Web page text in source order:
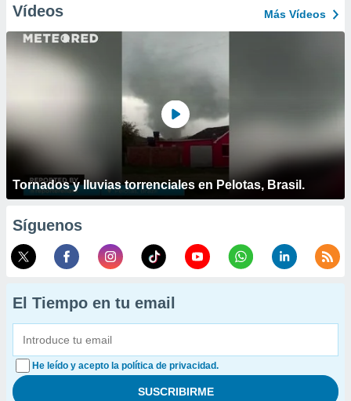
Vídeos Más Vídeos
Tornados y lluvias torrenciales en Pelotas, Brasil.
Síguenos
El Tiempo en tu email
He leído y acepto la política de privacidad.